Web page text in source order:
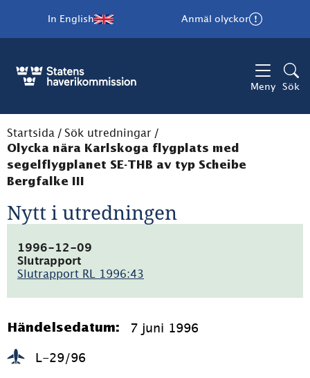
In English Anmäl olyckor
Meny Sök
Startsida / Sök utredningar /
Olycka nära Karlskoga flygplats med
segelflygplanet SE-THB av typ Scheibe
Bergfalke III
Nytt i utredningen
1996-12-09
Slutrapport
Slutrapport RL 1996:43
20.2kB)
Händelsedatum: 7 juni 1996
L-29/96